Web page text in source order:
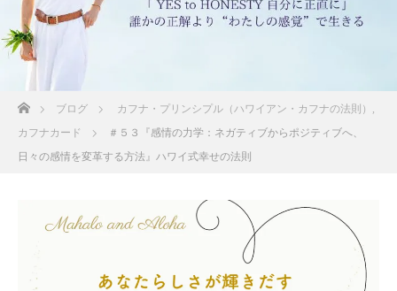
ホームブログ カフナ・プリンシプル（ハワイアン・カフナの法則） ,
カフナカード
＃５３『感情の力学：ネガティブからポジティブへ、
日々の感情を変革する方法』ハワイ式幸せの法則